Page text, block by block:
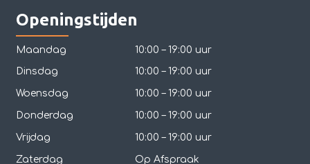
Openingstijden
Maandag 10:00 – 19:00 uur
Dinsdag 10:00 – 19:00 uur
Woensdag 10:00 – 19:00 uur
Donderdag 10:00 – 19:00 uur
Vrijdag 10:00 – 19:00 uur
Zaterdag Op Afspraak